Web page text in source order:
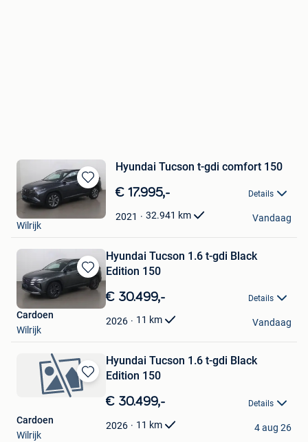
Bewaren
in
Hyundai Tucson t-gdi comfort 150
€ 17.995,- Details
2021 32.941 km
Cardoen
Wilrijk
Vandaag
Bewaren
in
Favorieten
Hyundai Tucson 1.6 t-gdi Black
Edition 150
€ 30.499,- Details
2026 11 km
Cardoen
Wilrijk
Vandaag
Bewaren
Favorieten
Hyundai Tucson 1.6 t-gdi Black
Edition 150
€ 30.499,- Details
2026 11 km
Cardoen
Wilrijk
4 aug 26